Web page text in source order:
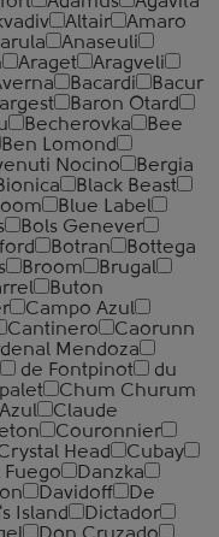
Altair
Amaro
Anaseuli
Araget
Aragveli
Bacardi
Bacur
Baron Otard
Becherovka
Bee
Ben Lomond
Nocino
Bergia
Black Beast
Blue Label
Bols Genever
Botran
Bottega
Broom
Brugal
Buton
Campo Azul
Cantinero
Caorunn
Mendoza
de Fontpinot
du
Chum Churum
Claude
Couronnier
Head
Cubay
Fuego
Danzka
Davidoff
De
Island
Dictador